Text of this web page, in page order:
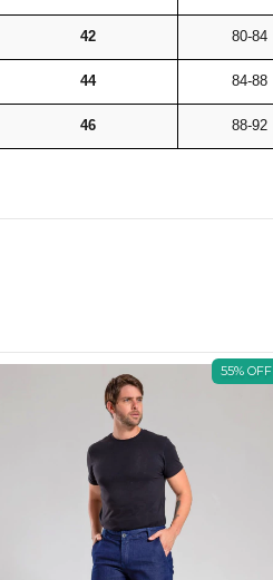
42 80-84
44 84-88
46 88-92
55% OFF